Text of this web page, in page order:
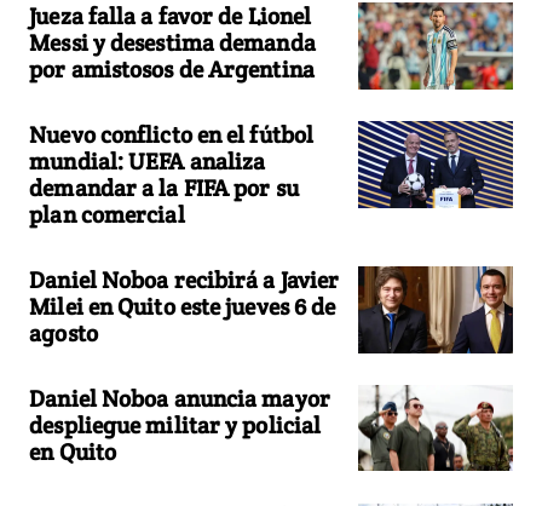
Jueza falla a favor de Lionel
Messi y desestima demanda
por amistosos de Argentina
Nuevo conflicto en el fútbol
mundial: UEFA analiza
demandar a la FIFA por su
plan comercial
Daniel Noboa recibirá a Javier
Milei en Quito este jueves 6 de
agosto
Daniel Noboa anuncia mayor
despliegue militar y policial
en Quito